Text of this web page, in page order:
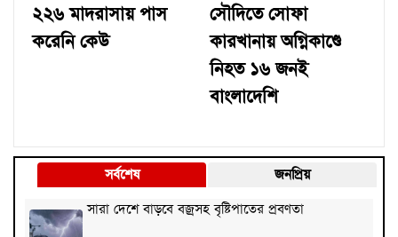
২২৬ মাদরাসায় পাস
করেনি কেউ
সৌদিতে সোফা
কারখানায় অগ্নিকাণ্ডে
নিহত ১৬ জনই
বাংলাদেশি
সর্বশেষ
জনপ্রিয়
সারা দেশে বাড়বে বজ্রসহ বৃষ্টিপাতের প্রবণতা